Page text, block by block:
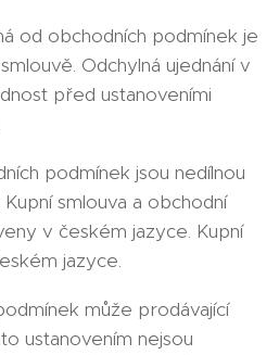
od obchodních podmínek je
Odchylná ujednání v
před ustanoveními
podmínek jsou nedílnou
smlouva a obchodní
v českém jazyce. Kupní
jazyce.
může prodávající
ustanovením nejsou